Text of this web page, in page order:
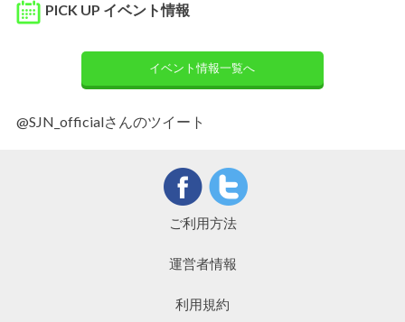
PICK UP イベント情報
イベント情報一覧へ
@SJN_officialさんのツイート
ご利用方法
運営者情報
利用規約